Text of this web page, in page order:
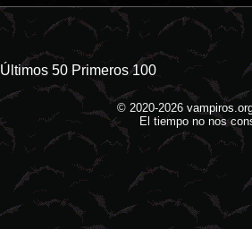
Últimos 50 Primeros 100
© 2020-2026
El tiempo no nos